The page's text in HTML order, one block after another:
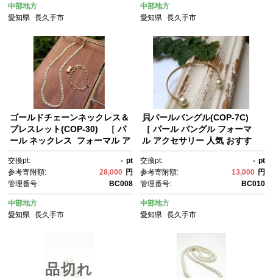
中部地方
愛知県
長久手市
中部地方
愛知県 長久手市
ゴールドチェーンネックレス＆
ブレスレット(COP-30) ［ パ
ール ネックレス フォーマル ア
ト プレゼント 通販 送料無料 ふ
るさと納税 ］
交換pt: - pt
参考寄附額:
28,000 円
管理番号:
BC008
中部地方
愛知県
長久手市
貝パールバングル(COP-7C)
［ パール バングル フォーマ
ル アクセサリー 人気 おすす
無料 ふるさと納税 ］
交換pt: - pt
参考寄附額:
13,000 円
管理番号:
BC010
中部地方
愛知県 長久手市
品切れ